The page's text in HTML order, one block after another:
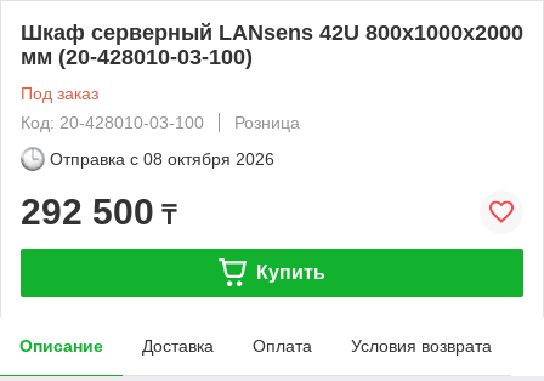
Шкаф серверный LANsens 42U 800x1000x2000
мм (20-428010-03-100)
Под заказ
Код: 20-428010-03-100
Розница
Отправка с 08 октября 2026
292 500 ₸
Купить
Описание Доставка Оплата Условия возврата